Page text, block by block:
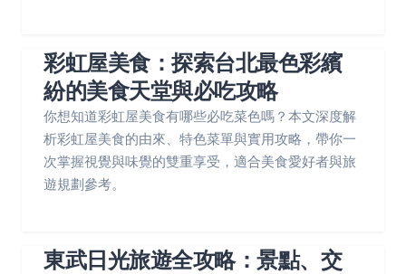
彩虹屋美食：探索台北最色彩繽
紛的美食天堂與必吃攻略
你想知道彩虹屋美食有哪些必吃菜色嗎？本文深度解
析彩虹屋美食的由來、特色菜單與實用攻略，帶你一
次掌握視覺與味覺的雙重享受，適合美食愛好者與旅
遊規劃參考。
東武日光旅遊全攻略：景點、交